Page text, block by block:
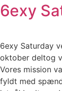
6exy
6exy Saturday
oktober deltog
Vores mission
fyldt med